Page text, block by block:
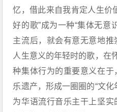
忆，借此来自我肯定人生价
好的歌”成为一种“集体无意
主流后，就会有意无意地
人生意义的年轻时的歌，在
种集体行为的重要意义在
乐遗产，形成一圈圈的“文
为华语流行音乐主干上坚